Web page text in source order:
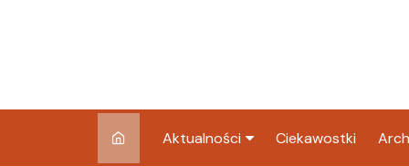
Aktualności Ciekawostki